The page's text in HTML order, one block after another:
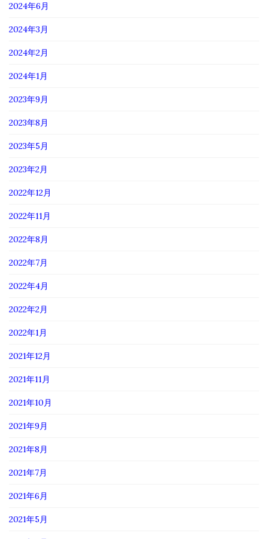
2024年6月
2024年3月
2024年2月
2024年1月
2023年9月
2023年8月
2023年5月
2023年2月
2022年12月
2022年11月
2022年8月
2022年7月
2022年4月
2022年2月
2022年1月
2021年12月
2021年11月
2021年10月
2021年9月
2021年8月
2021年7月
2021年6月
2021年5月